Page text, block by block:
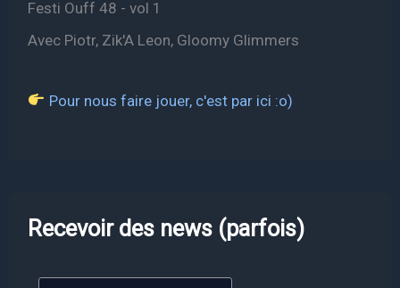
Festi Ouff 48 - vol 1
Avec Piotr, Zik'A Leon, Gloomy Glimmers
Pour nous faire jouer, c'est par ici :o)
Recevoir des news (parfois)